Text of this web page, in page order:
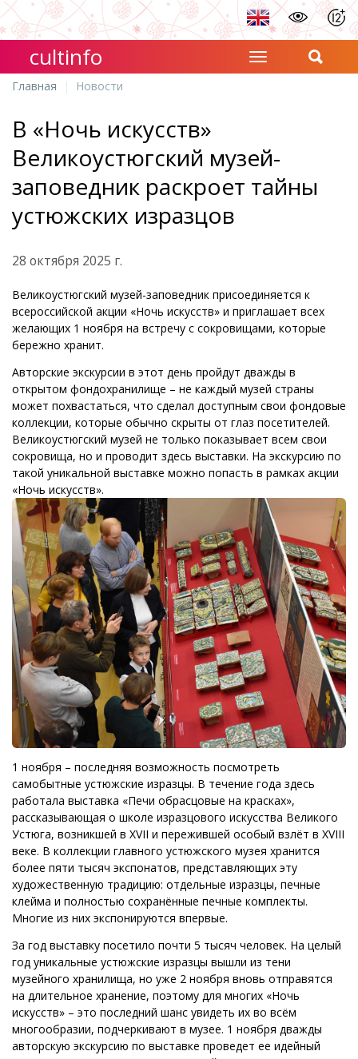
cultinfo
Главная Новости
В «Ночь искусств»
Великоустюгский музей-
заповедник раскроет тайны
устюжских изразцов
28 октября 2025 г.
Великоустюгский музей-заповедник присоединяется к
всероссийской акции «Ночь искусств» и приглашает всех
желающих 1 ноября на встречу с сокровищами, которые
бережно хранит.
Авторские экскурсии в этот день пройдут дважды в
открытом фондохранилище – не каждый музей страны
может похвастаться, что сделал доступным свои фондовые
коллекции, которые обычно скрыты от глаз посетителей.
Великоустюгский музей не только показывает всем свои
сокровища, но и проводит здесь выставки. На экскурсию по
такой уникальной выставке можно попасть в рамках акции
«Ночь искусств».
1 ноября – последняя возможность посмотреть
самобытные устюжские изразцы. В течение года здесь
работала выставка «Печи обрасцовые на красках»,
рассказывающая о школе изразцового искусства Великого
Устюга, возникшей в XVII и пережившей особый взлёт в XVIII
веке. В коллекции главного устюжского музея хранится
более пяти тысяч экспонатов, представляющих эту
художественную традицию: отдельные изразцы, печные
клейма и полностью сохранённые печные комплекты.
Многие из них экспонируются впервые.
За год выставку посетило почти 5 тысяч человек. На целый
год уникальные устюжские изразцы вышли из тени
музейного хранилища, но уже 2 ноября вновь отправятся
на длительное хранение, поэтому для многих «Ночь
искусств» – это последний шанс увидеть их во всём
многообразии, подчеркивают в музее. 1 ноября дважды
авторскую экскурсию по выставке проведет ее идейный